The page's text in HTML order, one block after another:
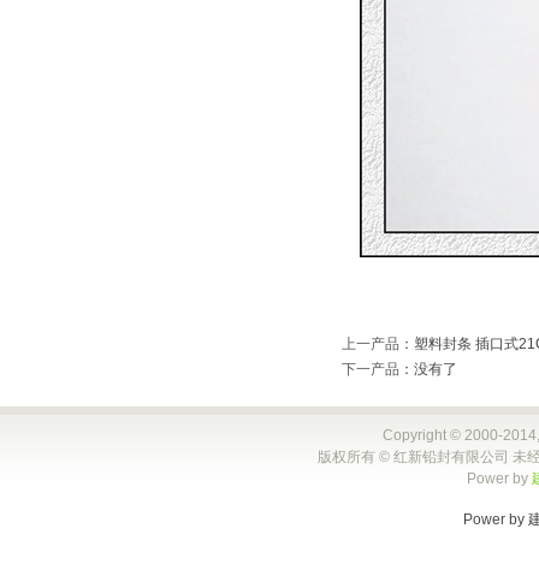
上一产品 ： 塑料封条 插口式
下一产品 ：没有了
Copyright © 2000-
版权所有 © 红新铅封有限公司 未
Power by
Power by